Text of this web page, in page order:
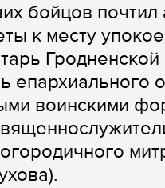
бойцов
к месту
воинскими